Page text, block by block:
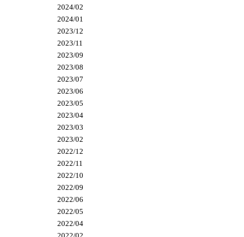
2024/02
2024/01
2023/12
2023/11
2023/09
2023/08
2023/07
2023/06
2023/05
2023/04
2023/03
2023/02
2022/12
2022/11
2022/10
2022/09
2022/06
2022/05
2022/04